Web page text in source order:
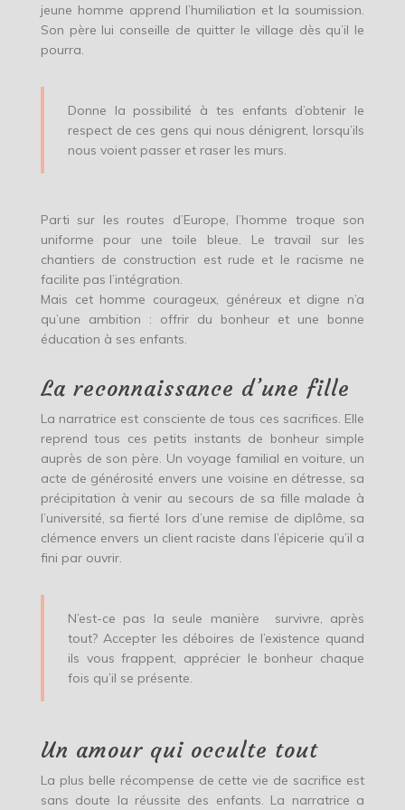
jeune homme apprend l’humiliation et la soumission.
Son père lui conseille de quitter le village dès qu’il le
pourra.
Donne la possibilité à tes enfants d’obtenir le
respect de ces gens qui nous dénigrent, lorsqu’ils
nous voient passer et raser les murs.
Parti sur les routes d’Europe, l’homme troque son
uniforme pour une toile bleue. Le travail sur les
chantiers de construction est rude et le racisme ne
facilite pas l’intégration.
Mais cet homme courageux, généreux et digne n’a
qu’une ambition : offrir du bonheur et une bonne
éducation à ses enfants.
La reconnaissance d’une fille
La narratrice est consciente de tous ces sacrifices. Elle
reprend tous ces petits instants de bonheur simple
auprès de son père. Un voyage familial en voiture, un
acte de générosité envers une voisine en détresse, sa
précipitation à venir au secours de sa fille malade à
l’université, sa fierté lors d’une remise de diplôme, sa
clémence envers un client raciste dans l’épicerie qu’il a
fini par ouvrir.
N’est-ce pas la seule manière survivre, après
tout? Accepter les déboires de l’existence quand
ils vous frappent, apprécier le bonheur chaque
fois qu’il se présente.
Un amour qui occulte tout
La plus belle récompense de cette vie de sacrifice est
sans doute la réussite des enfants. La narratrice a